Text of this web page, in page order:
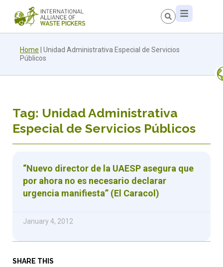
Home
Unidad Administrativa Especial de Servicios
Públicos
SHARE THIS
Tag: Unidad Administrativa
Especial de Servicios Públicos
“Nuevo director de la UAESP asegura que
por ahora no es necesario declarar
urgencia manifiesta” (El Caracol)
January 4, 2012